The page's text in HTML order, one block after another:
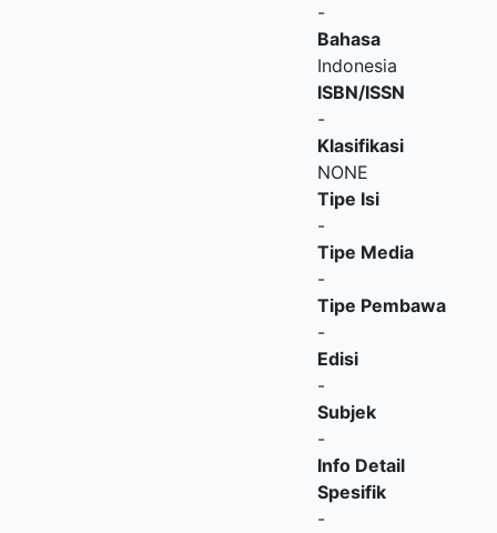
-
Bahasa
Indonesia
ISBN/ISSN
-
Klasifikasi
NONE
Tipe Isi
-
Tipe Media
-
Tipe Pembawa
-
Edisi
-
Subjek
-
Info Detail
Spesifik
-